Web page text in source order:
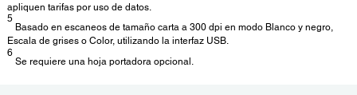
apliquen tarifas por uso de datos.
5
Basado en escaneos de tamaño carta a 300 dpi en modo Blanco y negro,
Escala de grises o Color, utilizando la interfaz USB.
6
Se requiere una hoja portadora opcional.